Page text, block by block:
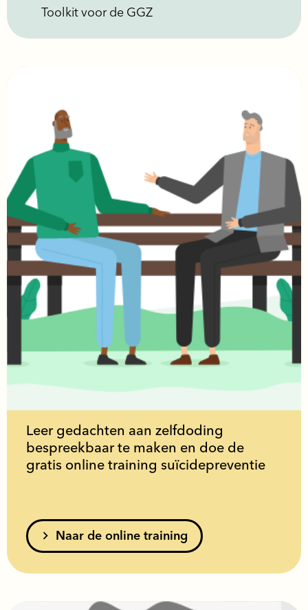
Toolkit voor de GGZ
Leer gedachten aan zelfdoding
bespreekbaar te maken en doe de
gratis online training suïcidepreventie
Naar de online training